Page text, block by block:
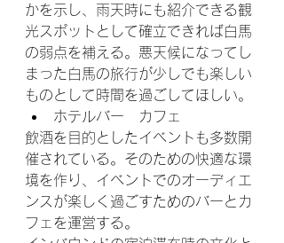
かを示し、雨天時にも紹介できる観
光スポットとして確立できれば白馬
の弱点を補える。悪天候になってし
まった白馬の旅行が少しでも楽しい
ものとして時間を過ごしてほしい。
ホテルバー　カフェ
飲酒を目的としたイベントも多数開
催されている。そのための快適な環
境を作り、イベントでのオーディエ
ンスが楽しく過ごすためのバーとカ
フェを運営する。